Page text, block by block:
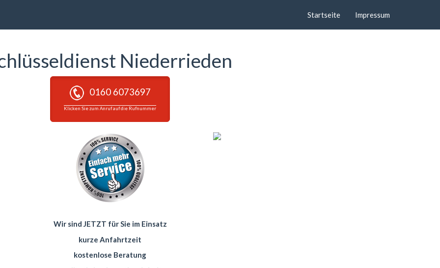
Startseite Impressum
Niederrieden
0160 6073697
Klicken Sie zum Anruf auf die Rufnummer
Wir sind JETZT für Sie im Einsatz
kurze Anfahrtzeit
kostenlose Beratung